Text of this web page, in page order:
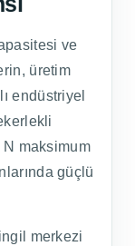
ve
üretim
endüstriyel
maksimum
güçlü
merkezi